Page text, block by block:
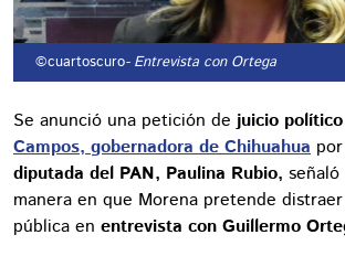
©cuartoscuro- Entrevista con Ortega
Se anunció una petición de juicio
Campos, gobernadora de Chihuahua
diputada del PAN, Paulina Rubio,
manera en que Morena pretende
pública en entrevista con Guillermo